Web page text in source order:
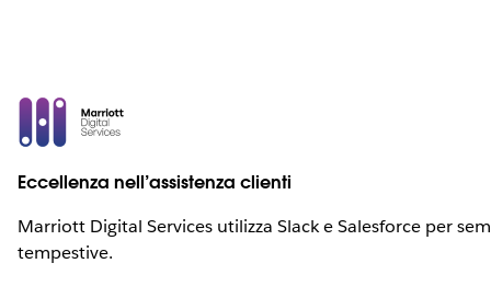
Eccellenza nell’assistenza clienti
Marriott Digital Services utilizza Slack e Salesforce per
tempestive.